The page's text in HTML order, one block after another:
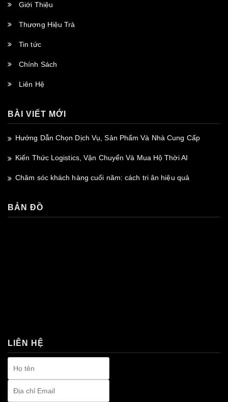
Giới Thiệu
Thương Hiệu Trà
Tin tức
Chính Sách
Liên Hệ
BÀI VIẾT MỚI
Hướng Dẫn Chọn Dịch Vụ, Sản Phẩm Và Nhà Cung Cấp
Kiến Thức Logistics, Vận Chuyển Và Mua Hộ Thời AI
Chăm sóc khách hàng cuối năm: cách tri ân hiệu quả
BẢN ĐỒ
LIÊN HỆ